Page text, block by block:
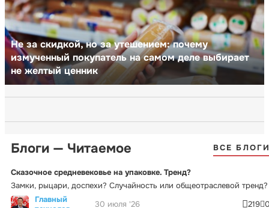
Не за скидкой, но за утешением: почему
измученный покупатель на самом деле выбирает
не желтый ценник
Блоги — Читаемое ВСЕ
Сказочное средневековье на упаковке. Тренд?
Замки, рыцари, доспехи? Случайность или общеотраслевой тренд?
Главный
30 июля '26 219